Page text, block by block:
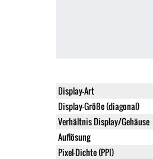
Display-Art
Display-Größe (diagonal)
Verhältnis Display/Gehäuse
Auflösung
Pixel-Dichte (PPI)